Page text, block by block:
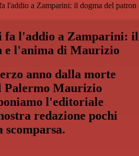
l'addio a Zamparini: il dogma del patron
fa l'addio a Zamparini: il
e l'anima di Maurizio
anno dalla morte
Palermo Maurizio
l'editoriale
redazione pochi
scomparsa.